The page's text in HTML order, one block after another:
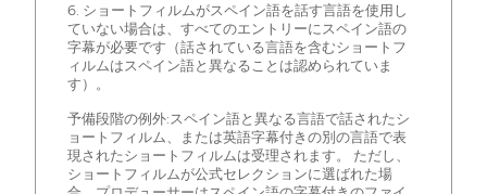
6. ショートフィルムがスペイン語を話す言語を使用し
ていない場合は、すべてのエントリーにスペイン語の
字幕が必要です（話されている言語を含むショートフ
ィルムはスペイン語と異なることは認められていま
す）。
予備段階の例外:スペイン語と異なる言語で話されたシ
ョートフィルム、または英語字幕付きの別の言語で表
現されたショートフィルムは受理されます。 ただし、
ショートフィルムが公式セレクションに選ばれた場